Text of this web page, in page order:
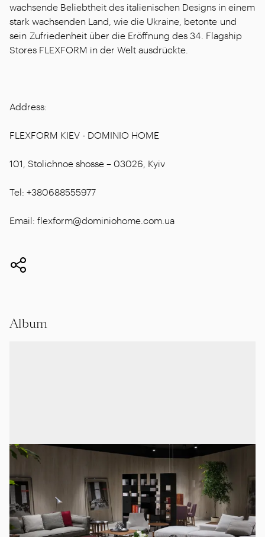
wachsende Beliebtheit des italienischen Designs in einem
stark wachsenden Land, wie die Ukraine, betonte und
sein Zufriedenheit über die Eröffnung des 34. Flagship
Stores FLEXFORM in der Welt ausdrückte.
Address:
FLEXFORM KIEV - DOMINIO HOME
101, Stolichnoe shosse – 03026, Kyiv
Tel: +380688555977
Email: flexform@dominiohome.com.ua
Album